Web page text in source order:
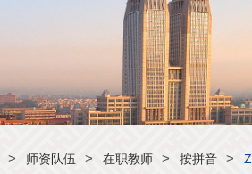
> 师资队伍 > 在职教师 > 按拼音 > Z